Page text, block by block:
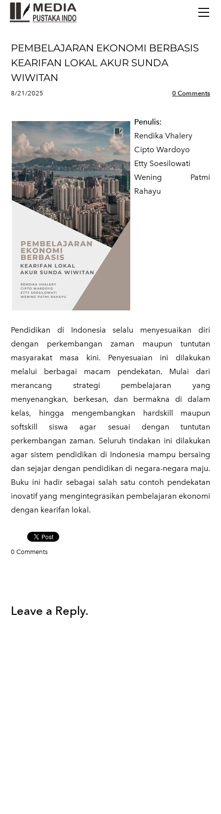
PEMBELAJARAN EKONOMI BERBASIS
KEARIFAN LOKAL AKUR SUNDA
WIWITAN
8/21/2025 0 Comments
Penulis:
Rendika Vhalery
Cipto Wardoyo
Etty Soesilowati
Wening Patmi
Rahayu
​Pendidikan di Indonesia selalu menyesuaikan diri
dengan perkembangan zaman maupun tuntutan
masyarakat masa kini. Penyesuaian ini dilakukan
melalui berbagai macam pendekatan. Mulai dari
merancang strategi pembelajaran yang
menyenangkan, berkesan, dan bermakna di dalam
kelas, hingga mengembangkan hardskill maupun
softskill siswa agar sesuai dengan tuntutan
perkembangan zaman. Seluruh tindakan ini dilakukan
agar sistem pendidikan di Indonesia mampu bersaing
dan sejajar dengan pendidikan di negara-negara maju.
Buku ini hadir sebagai salah satu contoh pendekatan
inovatif yang mengintegrasikan pembelajaran ekonomi
dengan kearifan lokal.
0 Comments
Leave a Reply.